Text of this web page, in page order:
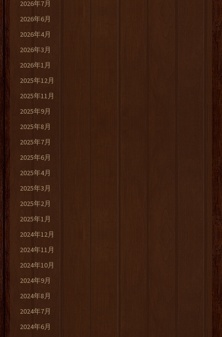
2026年7月
2026年6月
2026年4月
2026年3月
2026年1月
2025年12月
2025年11月
2025年9月
2025年8月
2025年7月
2025年6月
2025年4月
2025年3月
2025年2月
2025年1月
2024年12月
2024年11月
2024年10月
2024年9月
2024年8月
2024年7月
2024年6月